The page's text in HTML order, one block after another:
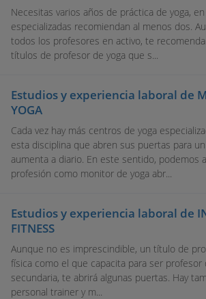
Necesitas varios años de práctica de yoga,
especializadas recomiendan al menos dos.
todos los profesores en activo, te
títulos de profesor de yoga que s...
Estudios y experiencia laboral de
YOGA
Cada vez hay más centros de yoga
esta disciplina que abren sus puertas para
aumenta a diario. En este sentido, podemos
profesión como monitor de yoga abr...
Estudios y experiencia laboral de
FITNESS
Aunque no es imprescindible, un título de
física como el que capacita para ser profesor
secundaria, te abrirá algunas puertas. Hay
personal trainer y m...